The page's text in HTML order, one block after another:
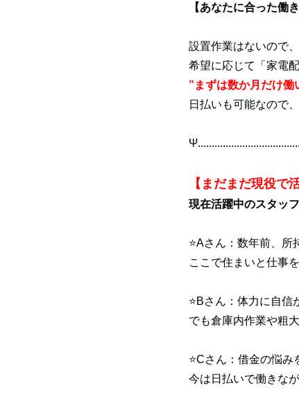
【あなたに合った働
設置作業はないので
希望に応じて「家電
”まずは数か月だけ働
日払いも可能なので
【まだまだ現役で
現在活躍中のスタッ
⭐Aさん：数年前、
ここで住まいと仕事
⭐Bさん：体力に自信
でも倉庫内作業や粗
⭐Cさん：借金の悩
今は日払いで働きな